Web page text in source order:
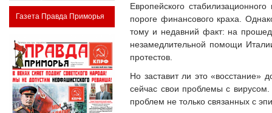
Газета Правда Приморья
Европейского
пороге финансового краха.
тому и недавний факт: на
незамедлительной помощи
протестов.
Но заставит ли это «восстание»
сейчас свои проблемы с
проблем не только связанных с